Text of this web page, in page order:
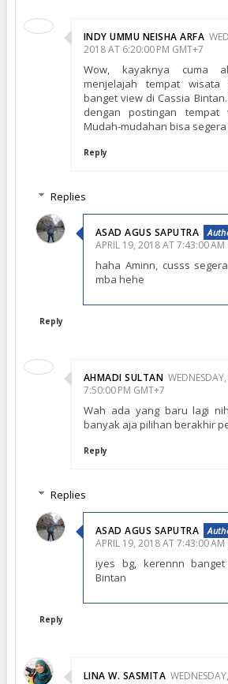
INDY UMMU NEISHA ARFA
2018 AT 6:20:00 PM GMT+7
Wow, kayaknya cuma
menjelajah tempat
banget view di Cassia
dengan postingan tempat
Mudah-mudahan bisa segera
Reply
Replies
ASAD AGUS SAPUTRA
APRIL 19, 2018 AT 7:43:00 AM
haha Aminn, cusss
mba hehe
Reply
AHMADI SULTAN
7:50:00 PM GMT+7
Wah ada yang baru lagi
banyak aja pilihan berakhir
Reply
Replies
ASAD AGUS SAPUTRA
APRIL 19, 2018 AT 7:43:00 AM
iyes bg, kerennn
Bintan
Reply
LINA W. SASMITA